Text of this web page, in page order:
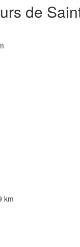
de
km